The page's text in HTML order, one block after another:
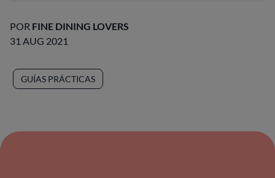
POR FINE DINING LOVERS
31 AUG 2021
GUÍAS PRÁCTICAS